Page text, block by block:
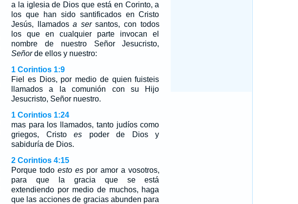
a la iglesia de Dios que está en Corinto, a
los que han sido santificados en Cristo
Jesús, llamadosa sersantos, con todos
los que en cualquier parte invocan el
nombre de nuestro Señor Jesucristo,
Señorde ellos y nuestro:
1 Corintios 1:9
Fiel es Dios, por medio de quien fuisteis
llamados a la comunión con su Hijo
Jesucristo, Señor nuestro.
1 Corintios 1:24
mas para los llamados, tanto judíos como
griegos, Cristoes poder de Dios y
sabiduría de Dios.
2 Corintios 4:15
Porque todo esto espor amor a vosotros,
para que la gracia que se está
extendiendo por medio de muchos, haga
que las acciones de gracias abunden para